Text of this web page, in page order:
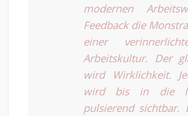
modernen
Feedback die
einer
Arbeitskultur. Der
wird Wirklichkeit.
wird bis in die
pulsierend sichtbar.